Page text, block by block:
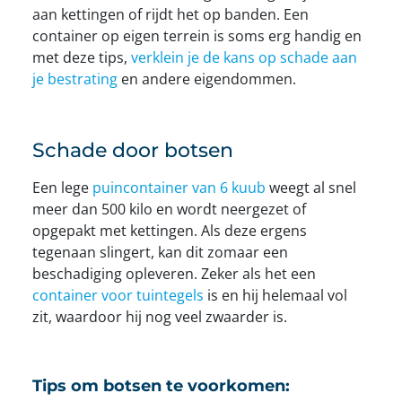
aan kettingen of rijdt het op banden. Een
container op eigen terrein is soms erg handig en
met deze tips, verklein je de kans op schade aan
je bestrating en andere eigendommen.
Schade door botsen
Een lege puincontainer van 6 kuub weegt al snel
meer dan 500 kilo en wordt neergezet of
opgepakt met kettingen. Als deze ergens
tegenaan slingert, kan dit zomaar een
beschadiging opleveren. Zeker als het een
container voor tuintegels is en hij helemaal vol
zit, waardoor hij nog veel zwaarder is.
Tips om botsen te voorkomen: